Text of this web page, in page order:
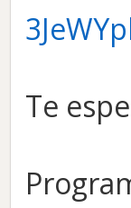
Te